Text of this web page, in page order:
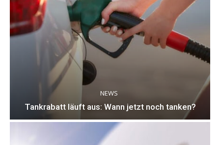
NEWS
Tankrabatt läuft aus: Wann jetzt noch tanken?